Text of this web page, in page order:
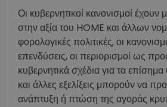
Οι κυβερνητικοί κανονισμοί έχουν
στην αξία του HOME και άλλων
φορολογικές πολιτικές, οι
επενδύσεις, οι περιορισμοί ως
κυβερνητικά σχέδια για τα
και άλλες εξελίξεις μπορούν να
ανάπτυξη ή πτώση της αγοράς